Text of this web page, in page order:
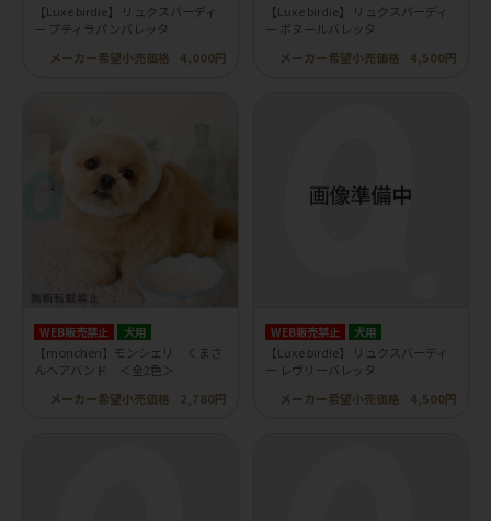
【Luxe birdie】 リュクスバーディ
ー プティラパンバレッタ
メーカー希望小売価格
4,000円
【Luxe birdie】 リュクスバーディ
ー ボヌールバレッタ
メーカー希望小売価格
4,500円
WEB販売禁止 犬用
【moncheri】モンシェリ くまさ
んヘアバンド ＜全2色＞
メーカー希望小売価格
2,780円
WEB販売禁止 犬用
【Luxe birdie】 リュクスバーディ
ー レヴリーバレッタ
メーカー希望小売価格
4,500円